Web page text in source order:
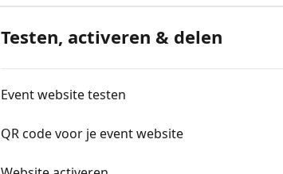
Testen, activeren & delen
Event website testen
QR code voor je event website